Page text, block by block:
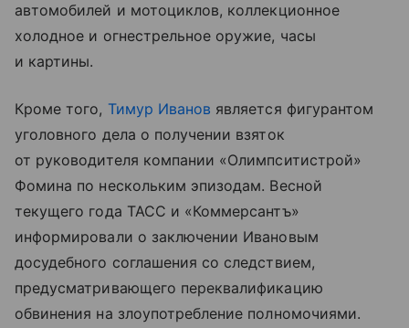
автомобилей и мотоциклов, коллекционное
холодное и огнестрельное оружие, часы
и картины.
Кроме того, Тимур Иванов является фигурантом
уголовного дела о получении взяток
от руководителя компании «Олимпситистрой»
Фомина по нескольким эпизодам. Весной
текущего года ТАСС и «Коммерсантъ»
информировали о заключении Ивановым
досудебного соглашения со следствием,
предусматривающего переквалификацию
обвинения на злоупотребление полномочиями.